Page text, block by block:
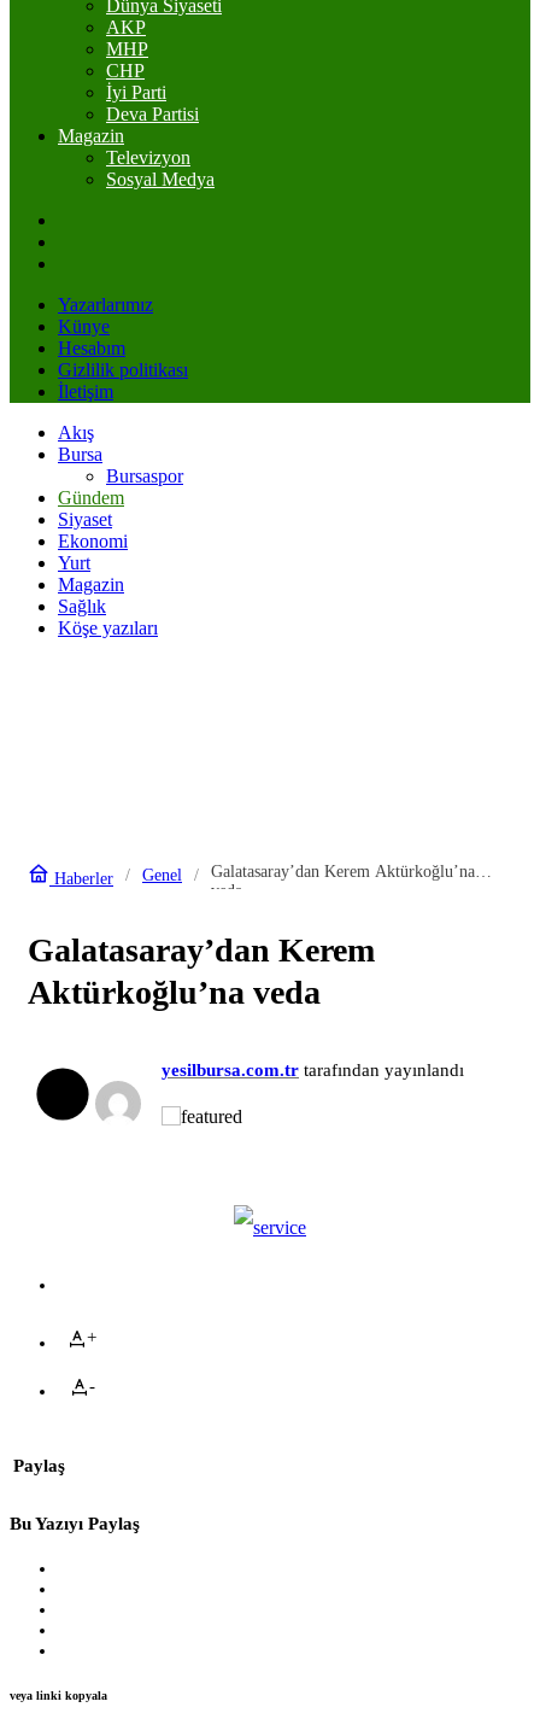
Dünya Siyaseti
AKP
MHP
CHP
İyi Parti
Deva Partisi
Magazin
Televizyon
Sosyal Medya
Yazarlarımız
Künye
Hesabım
Gizlilik politikası
İletişim
Akış
Bursa
Bursaspor
Gündem
Siyaset
Ekonomi
Yurt
Magazin
Sağlık
Köşe yazıları
Haberler Genel
Galatasaray’dan Kerem Aktürkoğlu’na
veda
Galatasaray’dan Kerem
Aktürkoğlu’na veda
yesilbursa.com.tr tarafından yayınlandı
+
-
Paylaş
Bu Yazıyı Paylaş
veya linki kopyala